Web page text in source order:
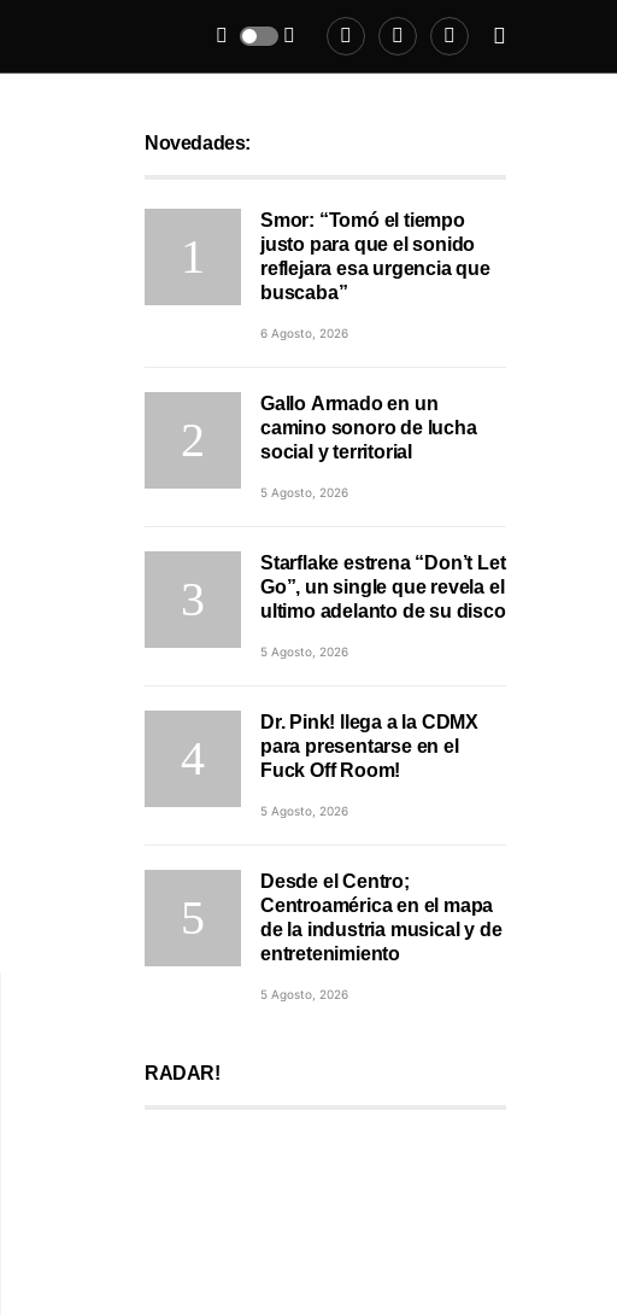
Novedades:
Smor: “Tomó el tiempo
justo para que el sonido
reflejara esa urgencia que
buscaba”
6 Agosto, 2026
Gallo Armado en un
camino sonoro de lucha
social y territorial
5 Agosto, 2026
Starflake estrena “Don’t Let
Go”, un single que revela el
ultimo adelanto de su disco
5 Agosto, 2026
Dr. Pink! llega a la CDMX
para presentarse en el
Fuck Off Room!
5 Agosto, 2026
Desde el Centro;
Centroamérica en el mapa
de la industria musical y de
entretenimiento
5 Agosto, 2026
RADAR!